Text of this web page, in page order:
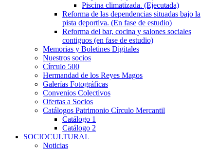
Piscina climatizada. (Ejecutada)
Reforma de las dependencias situadas bajo la
pista deportiva. (En fase de estudio)
Reforma del bar, cocina y salones sociales
contiguos (en fase de estudio)
Memorias y Boletines Digitales
Nuestros socios
Círculo 500
Hermandad de los Reyes Magos
Galerías Fotográficas
Convenios Colectivos
Ofertas a Socios
Catálogos Patrimonio Círculo Mercantil
Catálogo 1
Catálogo 2
SOCIOCULTURAL
Noticias